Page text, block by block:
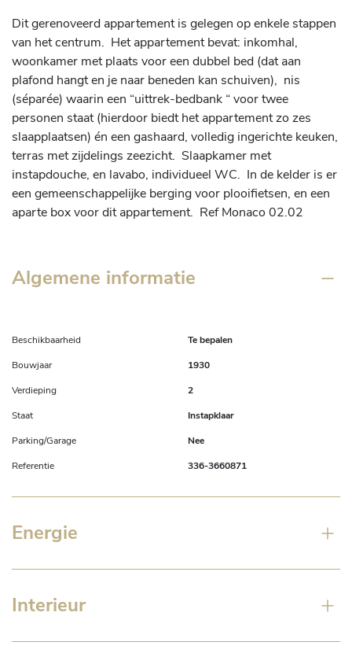
Dit gerenoveerd appartement is gelegen op enkele stappen
van het centrum.  Het appartement bevat: inkomhal,
woonkamer met plaats voor een dubbel bed (dat aan
plafond hangt en je naar beneden kan schuiven),  nis
(séparée) waarin een “uittrek-bedbank “ voor twee
personen staat (hierdoor biedt het appartement zo zes
slaapplaatsen) én een gashaard, volledig ingerichte keuken,
terras met zijdelings zeezicht.  Slaapkamer met
instapdouche, en lavabo, individueel WC.  In de kelder is er
een gemeenschappelijke berging voor plooifietsen, en een
aparte box voor dit appartement.  Ref Monaco 02.02
Algemene informatie
Beschikbaarheid
Te bepalen
Bouwjaar
1930
Verdieping
2
Staat
Instapklaar
Parking/Garage
Nee
Referentie
336-3660871
Energie
Interieur